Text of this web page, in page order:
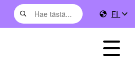
FI